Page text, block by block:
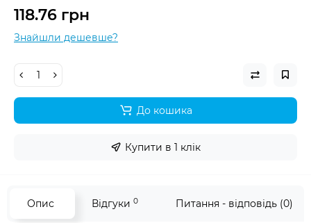
118.76 грн
Знайшли дешевше?
До кошика
Купити в 1 клік
Опис Відгуки 0 Питання - відповідь (0)